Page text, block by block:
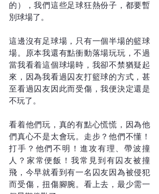
的），我們這些足球狂熱份子，都要暫
別球場了。
這邊沒有足球場，只有一個半場的籃球
場。原本我還有點衝動落場玩玩，不過
當我看着這個球場時，我卻不禁猶疑起
來，因為我看過囚友打籃球的方式，甚
至看過囚友因此而受傷，我便決定還是
不玩了。
看着他們玩，真的有點心慌慌，因為他
們真心不是太會玩。走步？他們不懂！
打手？他們不明！進攻有理、帶波撞
人？家常便飯！我常見到有囚友被撞
飛，今早就看到有一名囚友因為被侵犯
而受傷，扭傷腳腕。看上去，最少需一